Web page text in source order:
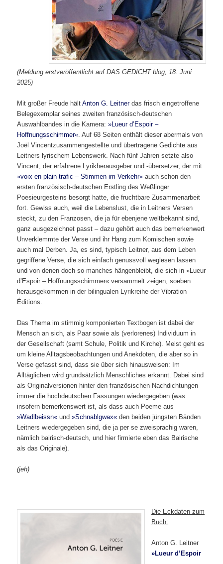
(Meldung erstveröffentlicht auf DAS GEDICHT blog, 18. Juni
2025)
Mit großer Freude hältAnton G. Leitnerdas frisch eingetroffene
Belegexemplar seines zweiten französisch-deutschen
Auswahlbandes in die Kamera:»Lueur d’Espoir –
Hoffnungsschimmer«. Auf 68 Seiten enthält dieser abermals von
Joël Vincentzusammengestellte und übertragene Gedichte aus
Leitners lyrischem Lebenswerk. Nach fünf Jahren setzte also
Vincent, der erfahrene Lyrikherausgeber und -übersetzer, der mit
»voix en plain trafic – Stimmen im Verkehr« auch schon den
ersten französisch-deutschen Erstling des Weßlinger
Poesieurgesteins besorgt hatte, die fruchtbare Zusammenarbeit
fort. Gewiss auch, weil die Lebenslust, die in Leitners Versen
steckt, zu den Franzosen, die ja für ebenjene weltbekannt sind,
ganz ausgezeichnet passt – dazu gehört auch das bemerkenwert
Unverklemmte der Verse und ihr Hang zum Komischen sowie
auch mal Derben. Ja, es sind, typisch Leitner, aus dem Leben
gegriffene Verse, die sich einfach genussvoll weglesen lassen
und von denen doch so manches hängenbleibt, die sich in »Lueur
d’Espoir – Hoffnungsschimmer« versammelt zeigen, soeben
herausgekommen in der bilingualen Lyrikreihe der Vibration
Éditions.
Das Thema im stimmig komponierten Textbogen ist dabei der
Mensch an sich, als Paar sowie als (verlorenes) Individuum in
der Gesellschaft (samt Schule, Politik und Kirche). Meist geht es
um kleine Alltagsbeobachtungen und Anekdoten, die aber so in
Verse gefasst sind, dass sie über sich hinausweisen: Im
Alltäglichen wird grundsätzlich Menschliches erkannt. Dabei sind
als Originalversionen hinter den französischen Nachdichtungen
immer die hochdeutschen Fassungen wiedergegeben (was
insofern bemerkenswert ist, als dass auch Poeme aus
»Wadlbeissn« und»Schnablgwax« den beiden jüngsten Bänden
Leitners wiedergegeben sind, die ja per se zweisprachig waren,
nämlich bairisch-deutsch, und hier firmierte eben das Bairische
als das Originale).
(jeh)
Die Eckdaten zum
Buch:
Anton G. Leitner
»Lueur d’Espoir